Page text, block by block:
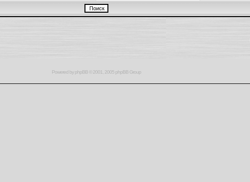
Powered byphpBB© 2001, 2005 phpBB Group